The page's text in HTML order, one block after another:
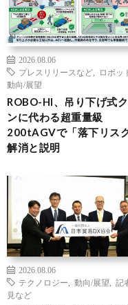
2026.08.06
プレスリリースなど
ロボッ
動向/展望
ROBO-HI、吊り下げ式
ンに代わる超重量級
200tAGVで「落下リスク
解消と説明
2026.08.06
テクノロジー
動向/展望
記
見など